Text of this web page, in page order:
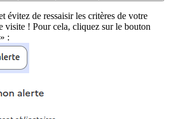
évitez de ressaisir les critères de votre
visite ! Pour cela, cliquez sur le bouton
: